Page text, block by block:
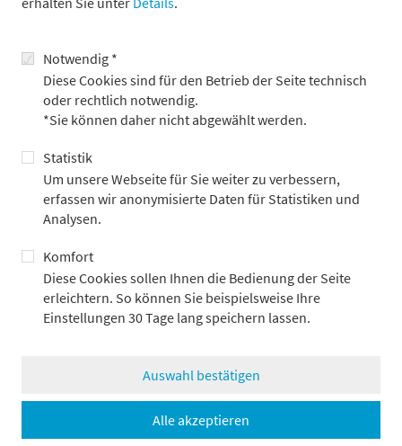
Notwendig *
Diese Cookies sind für den Betrieb der Seite technisch
oder rechtlich notwendig.
*Sie können daher nicht abgewählt werden.
Statistik
Um unsere Webseite für Sie weiter zu verbessern,
erfassen wir anonymisierte Daten für Statistiken und
Analysen.
Komfort
Diese Cookies sollen Ihnen die Bedienung der Seite
erleichtern. So können Sie beispielsweise Ihre
Einstellungen 30 Tage lang speichern lassen.
Auswahl bestätigen
Alle akzeptieren
hat 5 Onshore-Wind-Projekte im Hochsauerlandkreis
mit einem Gesamtvolumen von 140 MW